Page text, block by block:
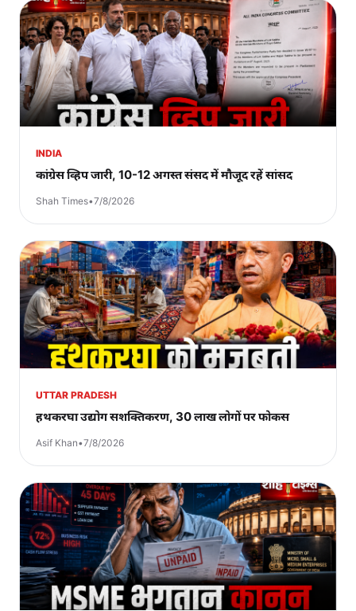
INDIA
कांग्रेस व्हिप जारी, 10-12 अगस्त संसद में मौजूद रहें सांसद
Shah Times•7/8/2026
UTTAR PRADESH
हथकरघा उद्योग सशक्तिकरण, 30 लाख लोगों पर फोकस
Asif Khan•7/8/2026